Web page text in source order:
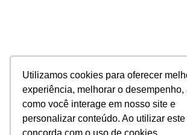
Utilizamos cookies para oferecer
experiência, melhorar o desempenho,
como você interage em nosso site e
personalizar conteúdo. Ao utilizar